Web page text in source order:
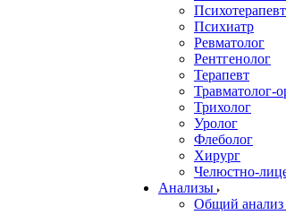
Психотерапевт
Психиатр
Ревматолог
Рентгенолог
Терапевт
Травматолог-
Трихолог
Уролог
Флеболог
Хирург
Челюстно-
Анализы
Общий анализ